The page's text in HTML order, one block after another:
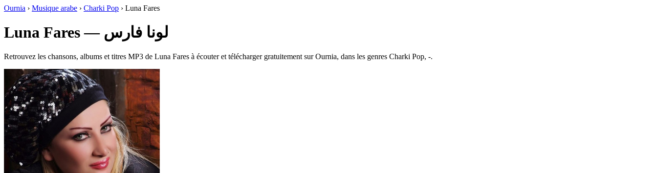
Ournia › Musique arabe › Charki Pop › Luna Fares
Luna Fares — لونا فارس
Retrouvez les chansons, albums et titres MP3 de Luna Fares à écouter et télécharger gratuitement sur Ournia, dans les genres Charki Pop, -.